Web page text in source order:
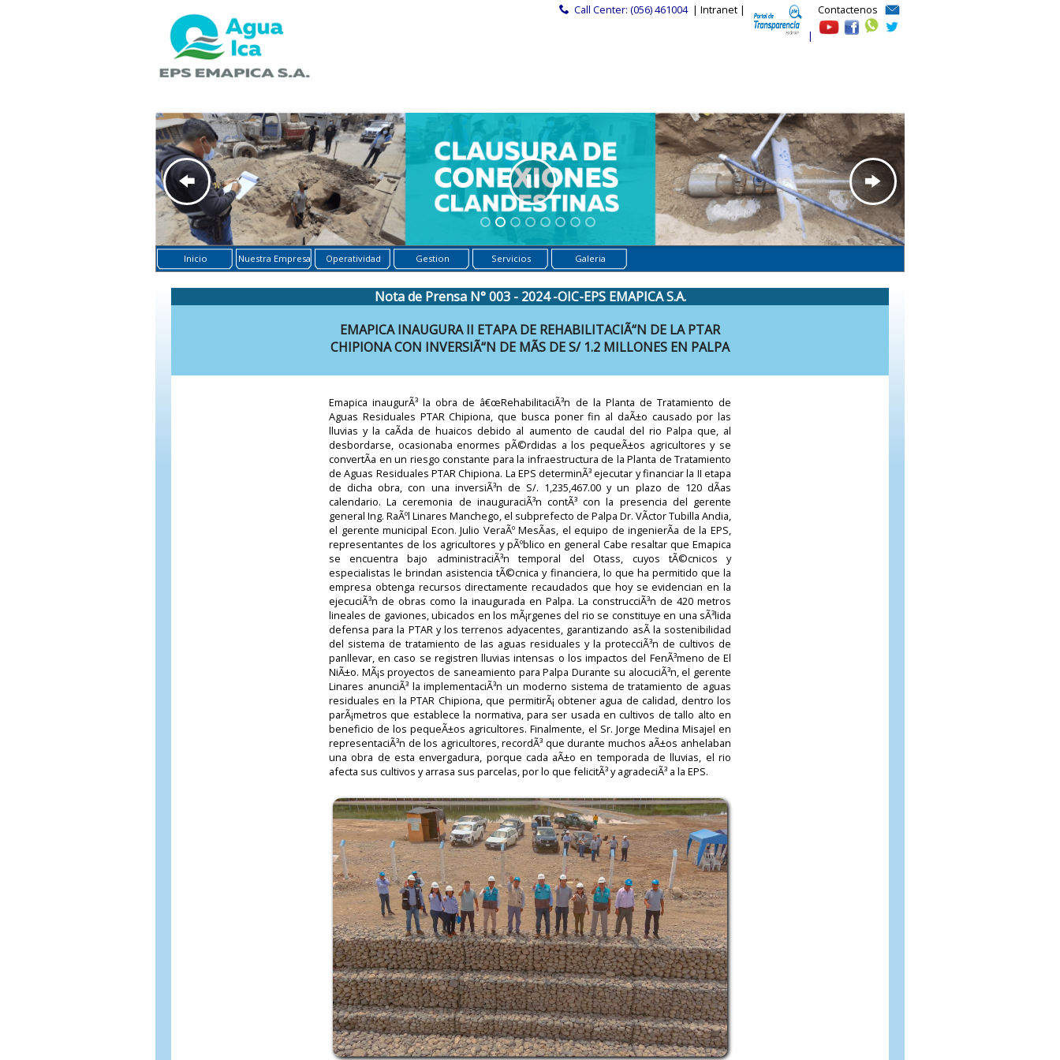
Call Center: (056) 461004 | Intranet |
|
Contactenos
Inicio Nuestra Empresa Operatividad Gestion Servicios Galeria
Nota de Prensa N° 003 - 2024 -OIC-EPS EMAPICA S.A.
EMAPICA INAUGURA II ETAPA DE REHABILITACIÃ“N DE LA PTAR
CHIPIONA CON INVERSIÃ“N DE MÃS DE S/ 1.2 MILLONES EN PALPA
Emapica inaugurÃ³ la obra de â€œRehabilitaciÃ³n de la Planta de Tratamiento de
Aguas Residuales PTAR Chipiona, que busca poner fin al daÃ±o causado por las
lluvias y la caÃ­da de huaicos debido al aumento de caudal del rio Palpa que, al
desbordarse, ocasionaba enormes pÃ©rdidas a los pequeÃ±os agricultores y se
convertÃ­a en un riesgo constante para la infraestructura de la Planta de Tratamiento
de Aguas Residuales PTAR Chipiona. La EPS determinÃ³ ejecutar y financiar la II etapa
de dicha obra, con una inversiÃ³n de S/. 1,235,467.00 y un plazo de 120 dÃ­as
calendario. La ceremonia de inauguraciÃ³n contÃ³ con la presencia del gerente
general Ing. RaÃºl Linares Manchego, el subprefecto de Palpa Dr. VÃ­ctor Tubilla Andia,
el gerente municipal Econ. Julio VeraÃº MesÃ­as, el equipo de ingenierÃ­a de la EPS,
representantes de los agricultores y pÃºblico en general Cabe resaltar que Emapica
se encuentra bajo administraciÃ³n temporal del Otass, cuyos tÃ©cnicos y
especialistas le brindan asistencia tÃ©cnica y financiera, lo que ha permitido que la
empresa obtenga recursos directamente recaudados que hoy se evidencian en la
ejecuciÃ³n de obras como la inaugurada en Palpa. La construcciÃ³n de 420 metros
lineales de gaviones, ubicados en los mÃ¡rgenes del rio se constituye en una sÃ³lida
defensa para la PTAR y los terrenos adyacentes, garantizando asÃ­ la sostenibilidad
del sistema de tratamiento de las aguas residuales y la protecciÃ³n de cultivos de
panllevar, en caso se registren lluvias intensas o los impactos del FenÃ³meno de El
NiÃ±o. MÃ¡s proyectos de saneamiento para Palpa Durante su alocuciÃ³n, el gerente
Linares anunciÃ³ la implementaciÃ³n un moderno sistema de tratamiento de aguas
residuales en la PTAR Chipiona, que permitirÃ¡ obtener agua de calidad, dentro los
parÃ¡metros que establece la normativa, para ser usada en cultivos de tallo alto en
beneficio de los pequeÃ±os agricultores. Finalmente, el Sr. Jorge Medina Misajel en
representaciÃ³n de los agricultores, recordÃ³ que durante muchos aÃ±os anhelaban
una obra de esta envergadura, porque cada aÃ±o en temporada de lluvias, el rio
afecta sus cultivos y arrasa sus parcelas, por lo que felicitÃ³ y agradeciÃ³ a la EPS.